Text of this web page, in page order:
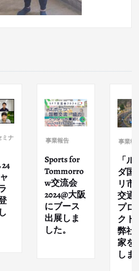
事業報告
Sports for
Tommorro
w交流会
2024@大阪
にブース
出展しま
した。
事業報告
「ルワン
ダ国キガ
リ市都市
交通改善
プロジェ
クト」へ
弊社専門
家を派遣
します